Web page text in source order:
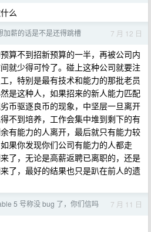
么
加薪的话是不是还得跳槽 7 月 12 日
算不到招新预算的一半，再被公司内
就少得可怜了。碰上这种公司就要注
，特别是最有技术和能力的那批老员
是这种人，如果招来的新人能力匹配
币驱逐良币的现象，中坚层一旦离开
不到培养，工作会集中堆到剩下的有
有能力的人离开，最后就只有能力较
果你发现你们公司有能力的人都走
了，无论是高薪返聘已离职的，还是
了，最好的结果也只是趴在前人的遗
5 号称没 bug 了，你们信吗 7 月 11 日